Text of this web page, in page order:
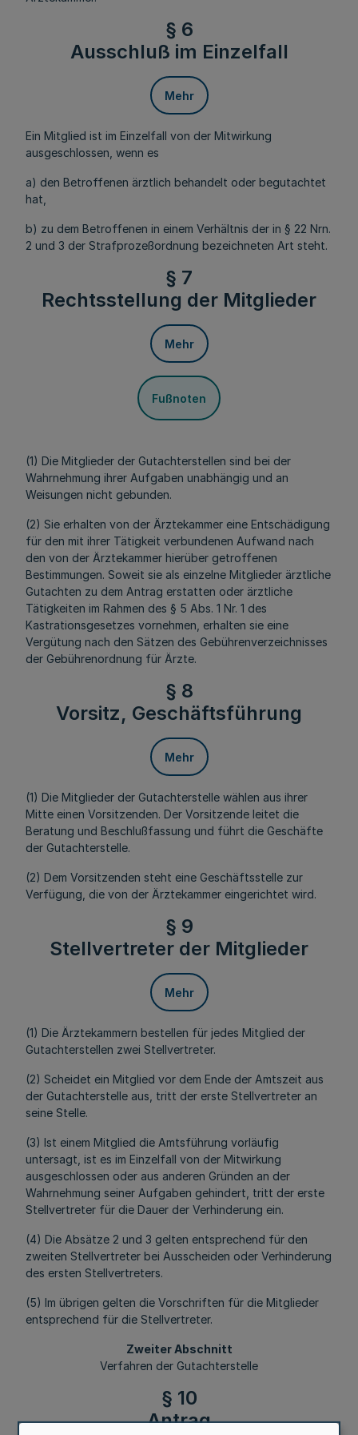
§ 6
Ausschluß im Einzelfall
Mehr
Ein Mitglied ist im Einzelfall von der Mitwirkung
ausgeschlossen, wenn es
a) den Betroffenen ärztlich behandelt oder begutachtet
hat,
b) zu dem Betroffenen in einem Verhältnis der in § 22 Nrn.
2 und 3 der Strafprozeßordnung bezeichneten Art steht.
§ 7
Rechtsstellung der Mitglieder
Mehr
Fußnoten
(1) Die Mitglieder der Gutachterstellen sind bei der
Wahrnehmung ihrer Aufgaben unabhängig und an
Weisungen nicht gebunden.
(2) Sie erhalten von der Ärztekammer eine Entschädigung
für den mit ihrer Tätigkeit verbundenen Aufwand nach
den von der Ärztekammer hierüber getroffenen
Bestimmungen. Soweit sie als einzelne Mitglieder ärztliche
Gutachten zu dem Antrag erstatten oder ärztliche
Tätigkeiten im Rahmen des § 5 Abs. 1 Nr. 1 des
Kastrationsgesetzes vornehmen, erhalten sie eine
Vergütung nach den Sätzen des Gebührenverzeichnisses
der Gebührenordnung für Ärzte.
§ 8
Vorsitz, Geschäftsführung
Mehr
(1) Die Mitglieder der Gutachterstelle wählen aus ihrer
Mitte einen Vorsitzenden. Der Vorsitzende leitet die
Beratung und Beschlußfassung und führt die Geschäfte
der Gutachterstelle.
(2) Dem Vorsitzenden steht eine Geschäftsstelle zur
Verfügung, die von der Ärztekammer eingerichtet wird.
§ 9
Stellvertreter der Mitglieder
Mehr
(1) Die Ärztekammern bestellen für jedes Mitglied der
Gutachterstellen zwei Stellvertreter.
(2) Scheidet ein Mitglied vor dem Ende der Amtszeit aus
der Gutachterstelle aus, tritt der erste Stellvertreter an
seine Stelle.
(3) Ist einem Mitglied die Amtsführung vorläufig
untersagt, ist es im Einzelfall von der Mitwirkung
ausgeschlossen oder aus anderen Gründen an der
Wahrnehmung seiner Aufgaben gehindert, tritt der erste
Stellvertreter für die Dauer der Verhinderung ein.
(4) Die Absätze 2 und 3 gelten entsprechend für den
zweiten Stellvertreter bei Ausscheiden oder Verhinderung
des ersten Stellvertreters.
(5) Im übrigen gelten die Vorschriften für die Mitglieder
entsprechend für die Stellvertreter.
Zweiter Abschnitt
Verfahren der Gutachterstelle
§ 10
Antrag